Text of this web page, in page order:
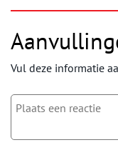
Vul deze informatie